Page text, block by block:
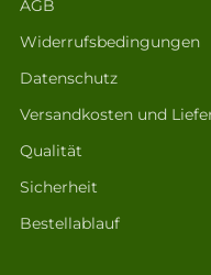
AGB
Widerrufsbedingungen
Datenschutz
Versandkosten und
Qualität
Sicherheit
Bestellablauf